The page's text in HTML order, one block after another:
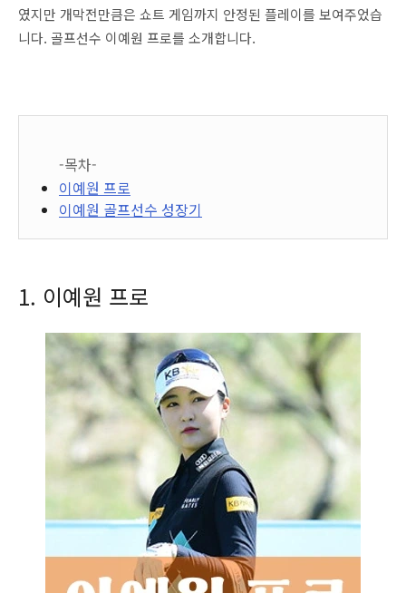
였지만 개막전만큼은 쇼트 게임까지 안정된 플레이를 보여주었습
니다. 골프선수 이예원 프로를 소개합니다.
-목차-
이예원 프로
이예원 골프선수 성장기
1. 이예원 프로